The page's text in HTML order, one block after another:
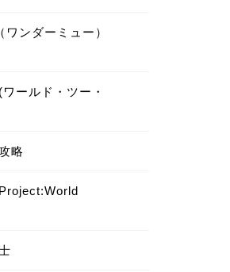
ンダーミュー）
ールド・ツー・
略